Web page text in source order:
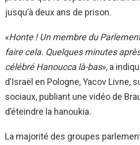
jusqu’à deux ans de prison.
«Honte ! Un membre du
faire cela. Quelques minutes
célébré Hanoucca là-bas», a
d’Israël en Pologne, Yacov Livne,
sociaux, publiant une vidéo de
d’éteindre la hanoukia.
La majorité des groupes